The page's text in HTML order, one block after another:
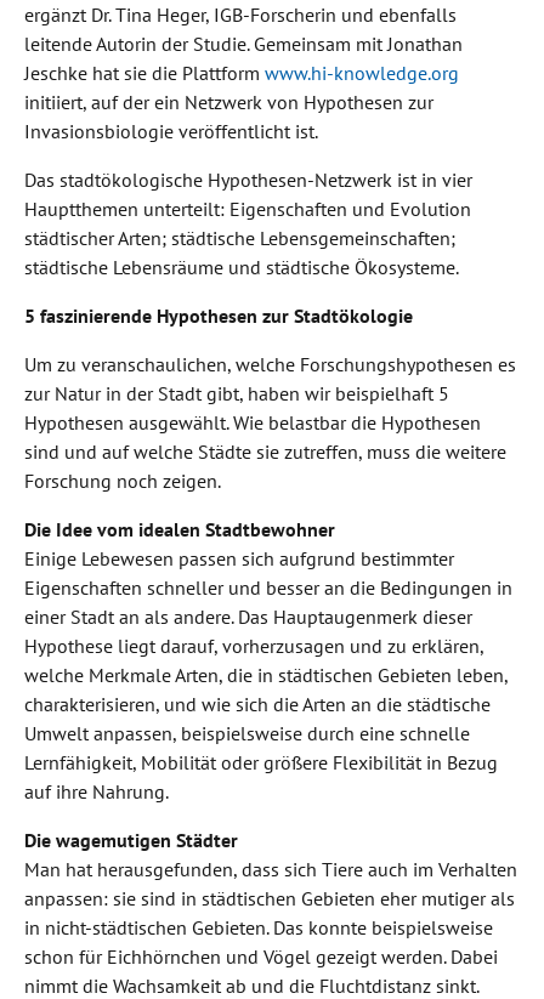
ergänzt Dr. Tina Heger, IGB-Forscherin und ebenfalls
leitende Autorin der Studie. Gemeinsam mit Jonathan
Jeschke hat sie die Plattform www.hi-knowledge.org
initiiert, auf der ein Netzwerk von Hypothesen zur
Invasionsbiologie veröffentlicht ist.
Das stadtökologische Hypothesen-Netzwerk ist in vier
Hauptthemen unterteilt: Eigenschaften und Evolution
städtischer Arten; städtische Lebensgemeinschaften;
städtische Lebensräume und städtische Ökosysteme.
5 faszinierende Hypothesen zur Stadtökologie
Um zu veranschaulichen, welche Forschungshypothesen es
zur Natur in der Stadt gibt, haben wir beispielhaft 5
Hypothesen ausgewählt. Wie belastbar die Hypothesen
sind und auf welche Städte sie zutreffen, muss die weitere
Forschung noch zeigen.
Die Idee vom idealen Stadtbewohner
Einige Lebewesen passen sich aufgrund bestimmter
Eigenschaften schneller und besser an die Bedingungen in
einer Stadt an als andere. Das Hauptaugenmerk dieser
Hypothese liegt darauf, vorherzusagen und zu erklären,
welche Merkmale Arten, die in städtischen Gebieten leben,
charakterisieren, und wie sich die Arten an die städtische
Umwelt anpassen, beispielsweise durch eine schnelle
Lernfähigkeit, Mobilität oder größere Flexibilität in Bezug
auf ihre Nahrung.
Die wagemutigen Städter
Man hat herausgefunden, dass sich Tiere auch im Verhalten
anpassen: sie sind in städtischen Gebieten eher mutiger als
in nicht-städtischen Gebieten. Das konnte beispielsweise
schon für Eichhörnchen und Vögel gezeigt werden. Dabei
nimmt die Wachsamkeit ab und die Fluchtdistanz sinkt.